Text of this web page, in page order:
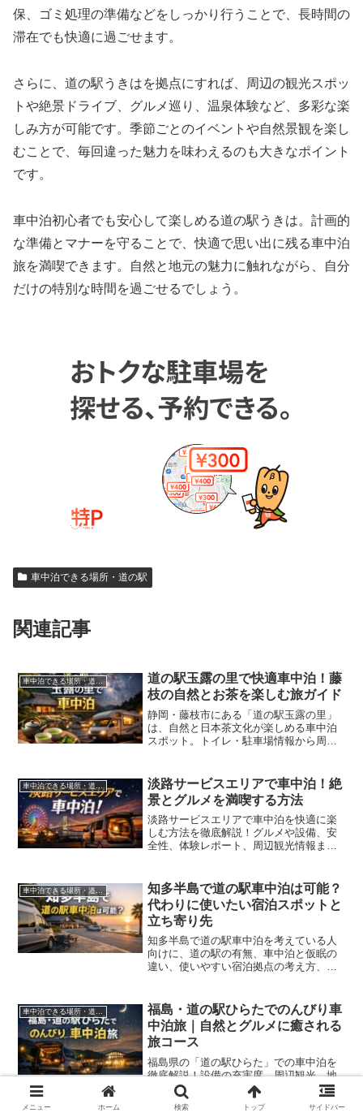
保、ゴミ処理の準備などをしっかり行うことで、長時間の
滞在でも快適に過ごせます。
さらに、道の駅うきはを拠点にすれば、周辺の観光スポッ
トや絶景ドライブ、グルメ巡り、温泉体験など、多彩な楽
しみ方が可能です。季節ごとのイベントや自然景観を楽し
むことで、毎回違った魅力を味わえるのも大きなポイント
です。
車中泊初心者でも安心して楽しめる道の駅うきは。計画的
な準備とマナーを守ることで、快適で思い出に残る車中泊
旅を満喫できます。自然と地元の魅力に触れながら、自分
だけの特別な時間を過ごせるでしょう。
車中泊できる場所・道の駅
関連記事
車中泊できる場所・道の駅
道の駅玉露の里で快適車中泊！藤
枝の自然とお茶を楽しむ旅ガイド
静岡・藤枝市にある「道の駅玉露の里」
は、自然と日本茶文化が楽しめる車中泊
スポット。トイレ・駐車場情報から周辺
介します。
淡路サービスエリアで車中泊！絶
景とグルメを満喫する方法
淡路サービスエリアで車中泊を快適に楽
しむ方法を徹底解説！グルメや設備、安
全性、体験レポート、周辺観光情報まで
車中泊できる場所・道の駅
知多半島で道の駅車中泊は可能？
代わりに使いたい宿泊スポットと
立ち寄り先
知多半島で道の駅車中泊を考えている人
向けに、道の駅の有無、車中泊と仮眠の
違い、使いやすい宿泊拠点の考え方、立
車中泊できる場所・道の駅
福島・道の駅ひらたでのんびり車
中泊旅｜自然とグルメに癒される
旅コース
福島県の「道の駅ひらた」での車中泊を
徹底解説！設備の充実度、周辺観光、地
元グルメ情報、初心者向け持ち物リスト
まで、快適に過ごすためのノウハウを紹
介。静かで安心の車中泊スポットをお探
メニュー ホーム 検索 トップ サイドバー